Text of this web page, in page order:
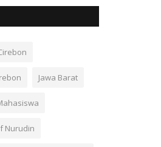
Jawa Barat
Nurudin